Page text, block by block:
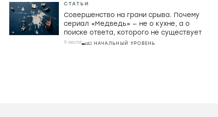
СТАТЬИ
Совершенство на грани срыва. Почему
сериал «Медведь» — не о кухне, а о
поиске ответа, которого не существует
9 июля НАЧАЛЬНЫЙ УРОВЕНЬ